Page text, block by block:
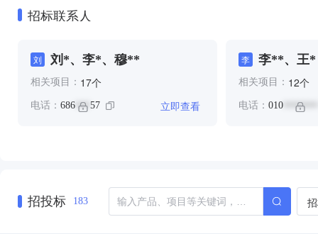
招标联系人
刘 刘*、李*、穆**
相关项目： 17个
电话： 686 *** 57 立即查看
李 李**、王*
相关项目： 12个
电话： 010*******
招投标 183